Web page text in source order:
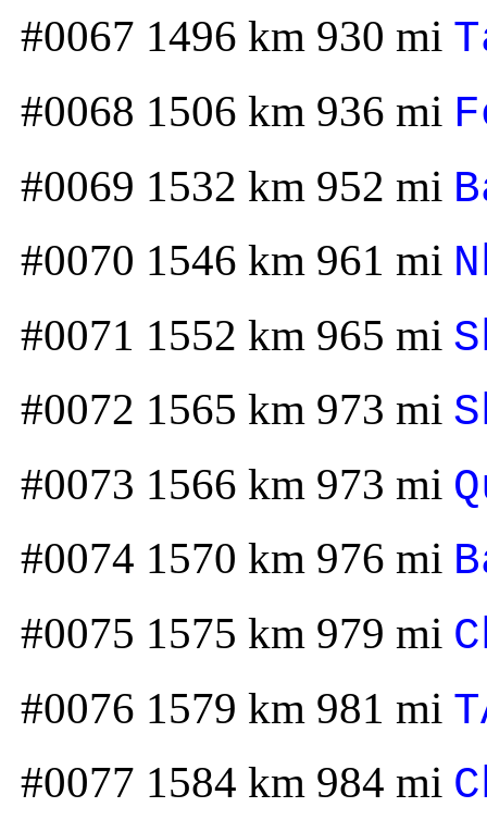
#0067 1496 km 930 mi
#0068 1506 km 936 mi
#0069 1532 km 952 mi
#0070 1546 km 961 mi
#0071 1552 km 965 mi
#0072 1565 km 973 mi
#0073 1566 km 973 mi
#0074 1570 km 976 mi
#0075 1575 km 979 mi
#0076 1579 km 981 mi
#0077 1584 km 984 mi